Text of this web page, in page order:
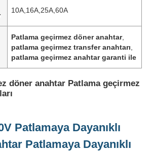
10A,16A,25A,60A
Patlama geçirmez döner anahtar,
patlama geçirmez transfer anahtarı
patlama geçirmez anahtar garanti ile
döner anahtar Patlama geçirmez
Patlamaya Dayanıklı
Patlamaya Dayanıklı